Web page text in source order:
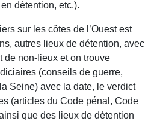
détention, etc.).
sur les côtes de l’Ouest est
autres lieux de détention, avec
de non-lieux et on trouve
(conseils de guerre,
Seine) avec la date, le verdict
(articles du Code pénal, Code
que des lieux de détention